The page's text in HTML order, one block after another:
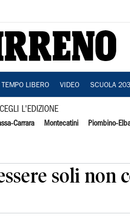
TEMPO LIBERO VIDEO SCUOLA
L'EDIZIONE
Carrara Montecatini Piombino-
soli non